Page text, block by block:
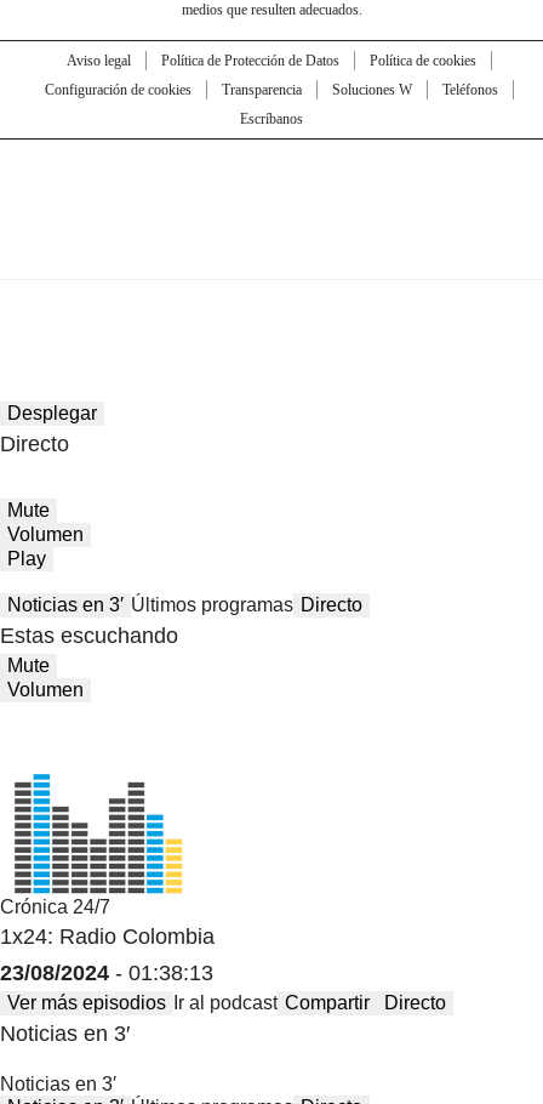
medios que resulten adecuados.
Aviso legal Política de Protección de Datos
Política de cookies
Configuración de cookies
Transparencia Soluciones W
Teléfonos
Escríbanos
Desplegar
Directo
Mute
Volumen
Play
Noticias en 3′ Últimos programas Directo
Estas escuchando
Mute
Volumen
Crónica 24/7
1x24: Radio Colombia
23/08/2024 - 01:38:13
Ver más episodios Ir al podcast Compartir Directo
Noticias en 3′
Noticias en 3′